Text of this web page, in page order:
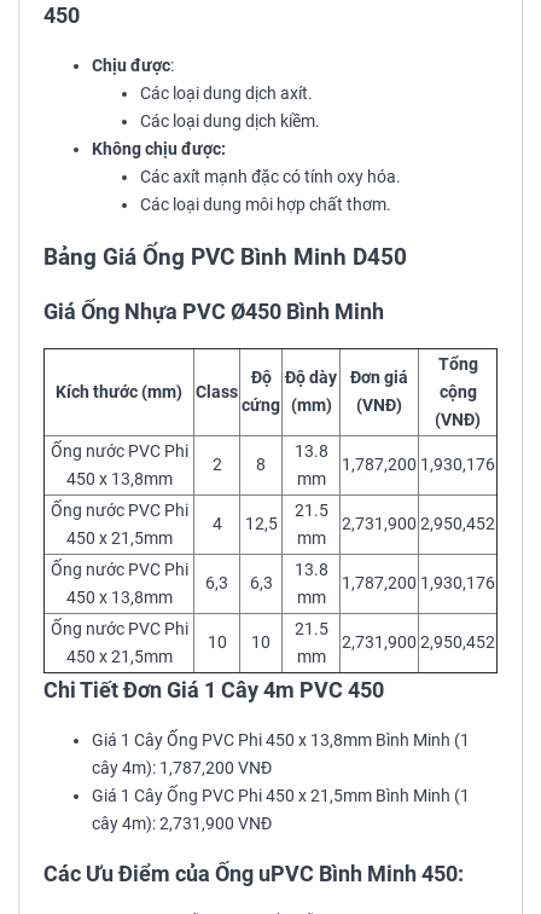
450
Chịu được:
Các loại dung dịch axít.
Các loại dung dịch kiềm.
Không chịu được:
Các axít mạnh đặc có tính oxy hóa.
Các loại dung môi hợp chất thơm.
Bảng Giá Ống PVC Bình Minh D450
Giá Ống Nhựa PVC Ø450 Bình Minh
Kích thước (mm) Class
Độ
cứng
Độ dày
(mm)
Đơn giá
(VNĐ)
Tổng
cộng
(VNĐ)
Ống nước PVC Phi
450 x 13,8mm
2 8
13.8
mm
1,787,200 1,930,176
Ống nước PVC Phi
450 x 21,5mm
4 12,5
21.5
mm
2,731,900 2,950,452
Ống nước PVC Phi
450 x 13,8mm
6,3 6,3
13.8
mm
1,787,200 1,930,176
Ống nước PVC Phi
450 x 21,5mm
10 10
21.5
mm
2,731,900 2,950,452
Chi Tiết Đơn Giá 1 Cây 4m PVC 450
Giá 1 Cây Ống PVC Phi 450 x 13,8mm Bình Minh (1
cây 4m): 1,787,200 VNĐ
Giá 1 Cây Ống PVC Phi 450 x 21,5mm Bình Minh (1
cây 4m): 2,731,900 VNĐ
Các Ưu Điểm của Ống uPVC Bình Minh 450: